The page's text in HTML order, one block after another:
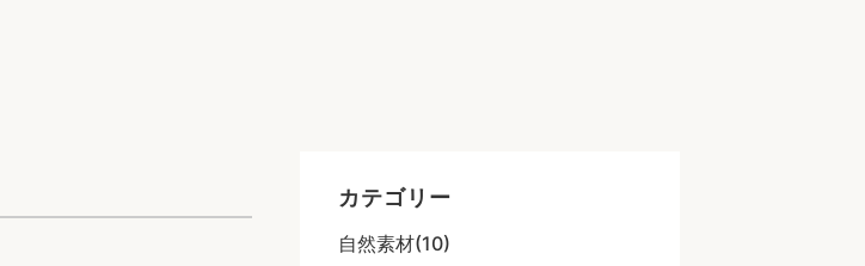
カテゴリー
自然素材(10)